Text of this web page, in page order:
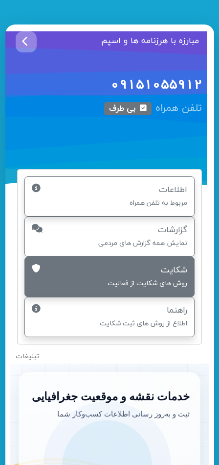
مبارزه با هرزنامه ها و اسپم
09151055912
تلفن همراه بی طرف
اطلاعات
مربوط به تلفن همراه
گزارشات
نمایش همه گزارش های مردمی
شکایت
روش های شکایت از فعالیت
راهنما
اطلاع از روش های ثبت شکایت